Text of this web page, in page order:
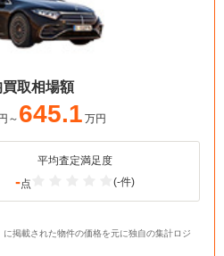
取相場額
～ 645.1 万円
平均査定満足度
-点 (-件)
掲載された物件の価格を元に独自の集計ロジ